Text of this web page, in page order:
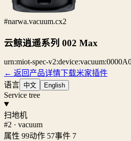
#narwa.vacuum.cx2
云鲸逍遥系列 002 Max
urn:miot-spec-
← 返回产品详情下载米家插件
语言 中文 English
Service tree
扫地机
#2 · vacuum
属性 99动作 57事件 7